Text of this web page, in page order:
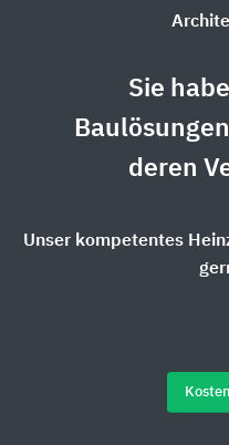
Sie
deren
Unser kompetentes